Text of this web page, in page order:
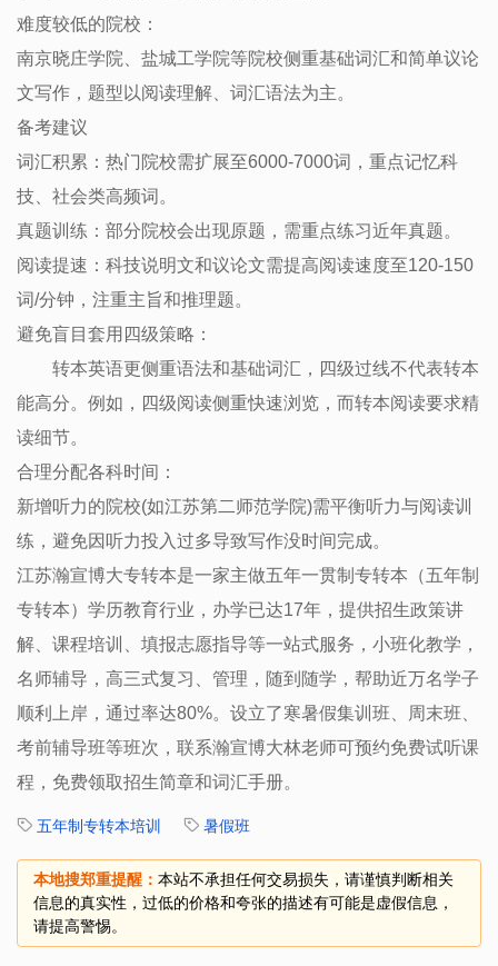
‌难度较低的院校‌：
南京晓庄学院、盐城工学院等院校侧重基础词汇和简单议论
文写作，题型以阅读理解、词汇语法为主。 ‌
备考建议
‌词汇积累‌：热门院校需扩展至6000-7000词，重点记忆科
技、社会类高频词。 ‌
‌真题训练‌：部分院校会出现原题，需重点练习近年真题。 ‌
‌阅读提速‌：科技说明文和议论文需提高阅读速度至120-150
词/分钟，注重主旨和推理题。
避免盲目套用四级策略：
转本英语更侧重语法和基础词汇，四级过线不代表转本
能高分。例如，四级阅读侧重快速浏览，而转本阅读要求精
读细节。
合理分配各科时间：
新增听力的院校(如江苏第二师范学院)需平衡听力与阅读训
练，避免因听力投入过多导致写作没时间完成。 ‌
江苏瀚宣博大专转本是一家主做五年一贯制专转本（五年制
专转本）学历教育行业，办学已达17年，提供招生政策讲
解、课程培训、填报志愿指导等一站式服务，小班化教学，
名师辅导，高三式复习、管理，随到随学，帮助近万名学子
顺利上岸，通过率达80%。设立了寒暑假集训班、周末班、
考前辅导班等班次，联系瀚宣博大林老师可预约免费试听课
程，免费领取招生简章和词汇手册。
五年制专转本培训 暑假班
本地搜郑重提醒： 本站不承担任何交易损失，请谨慎判断相关
信息的真实性，过低的价格和夸张的描述有可能是虚假信息，
请提高警惕。